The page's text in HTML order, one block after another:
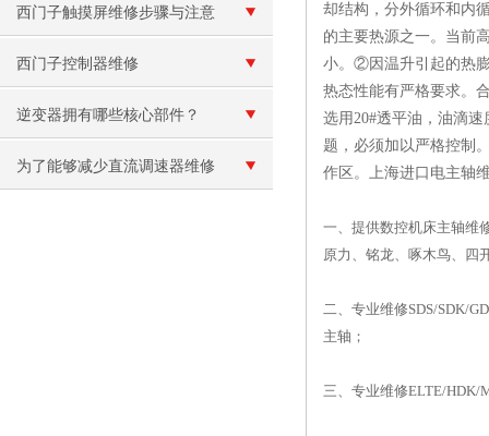
西门子触摸屏维修步骤与注意
事项
西门子控制器维修
逆变器拥有哪些核心部件？
为了能够减少直流调速器维修
却结构，分外循环和内
的主要热源之一。当前
小。②因温升引起的热
热态性能有严格要求。
选用20#透平油，油滴
题，必须加以严格控制
作区。上海进口电主轴
一、提供数控机床主轴维
原力、铭龙、啄木鸟、四
二、专业维修SDS/SDK/
主轴；
三、专业维修ELTE/HDK/